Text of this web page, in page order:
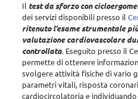
Il test da sforzo con
dei servizi disponibili presso il
ritenuto l’esame strumentale
valutazione cardiovascolare
controllata. Eseguito presso il
permette di ottenere
svolgere attività fisiche di vario
parametri vitali, risposta
cardiocircolatoria e